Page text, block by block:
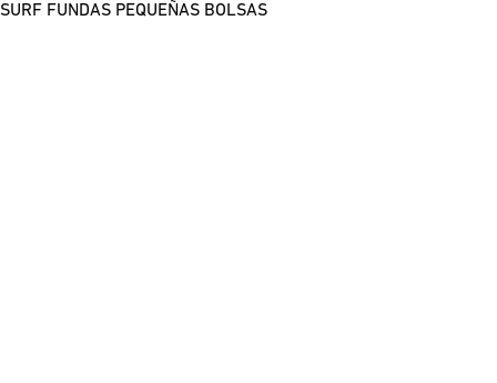
SURF FUNDAS PEQUEÑAS BOLSAS